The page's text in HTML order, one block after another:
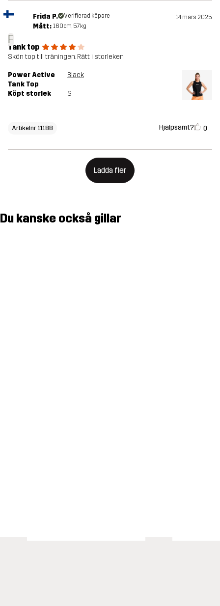
F
Frida P. Verifierad köpare 14 mars 2025
Mått: 160cm, 57kg
Tank top
Skön top till träningen. Rätt i storleken
Power Active
Tank Top
Black
Köpt storlek S
Artikelnr 11188 Hjälpsamt? 0
Ladda fler
Du kanske också gillar